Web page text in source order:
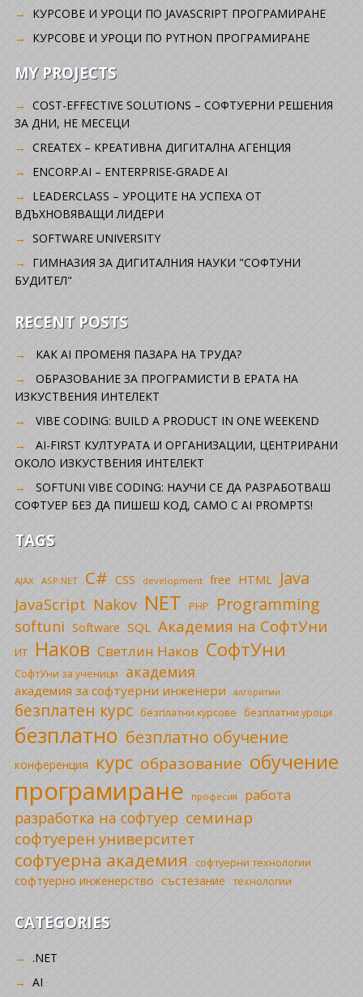
КУРСОВЕ И УРОЦИ ПО JAVASCRIPT ПРОГРАМИРАНЕ
КУРСОВЕ И УРОЦИ ПО PYTHON ПРОГРАМИРАНЕ
MY PROJECTS
COST-EFFECTIVE SOLUTIONS – СОФТУЕРНИ РЕШЕНИЯ
ЗА ДНИ, НЕ МЕСЕЦИ
CREATEX – КРЕАТИВНА ДИГИТАЛНА АГЕНЦИЯ
ENCORP.AI – ENTERPRISE-GRADE AI
LEADERCLASS – УРОЦИТЕ НА УСПЕХА ОТ
ВДЪХНОВЯВАЩИ ЛИДЕРИ
SOFTWARE UNIVERSITY
ГИМНАЗИЯ ЗА ДИГИТАЛНИЯ НАУКИ "СОФТУНИ
БУДИТЕЛ"
RECENT POSTS
КАК AI ПРОМЕНЯ ПАЗАРА НА ТРУДА?
ОБРАЗОВАНИЕ ЗА ПРОГРАМИСТИ В ЕРАТА НА
ИЗКУСТВЕНИЯ ИНТЕЛЕКТ
VIBE CODING: BUILD A PRODUCT IN ONE WEEKEND
AI-FIRST КУЛТУРАТА И ОРГАНИЗАЦИИ, ЦЕНТРИРАНИ
ОКОЛО ИЗКУСТВЕНИЯ ИНТЕЛЕКТ
SOFTUNI VIBE CODING: НАУЧИ СЕ ДА РАЗРАБОТВАШ
СОФТУЕР БЕЗ ДА ПИШЕШ КОД, САМО С AI PROMPTS!
TAGS
AJAX ASP.NET C# CSS development free HTML Java
JavaScript Nakov NET PHP Programming
softuni Software SQL Академия на СофтУни
ИТ Наков Светлин Наков СофтУни
СофтУни за ученици академия
академия за софтуерни инженери алгоритми
безплатен курс безплатни курсове безплатни уроци
безплатно безплатно обучение
конференция курс образование обучение
програмиране професия работа
разработка на софтуер семинар
софтуерен университет
софтуерна академия софтуерни технологии
софтуерно инженерство състезание технологии
CATEGORIES
.NET
AI